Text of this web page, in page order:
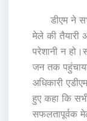
डीएम ने सभी
मेले की तैयारी
परेशानी न
जन तक
अधिकारी
हुए कहा कि
सफलतापूर्वक